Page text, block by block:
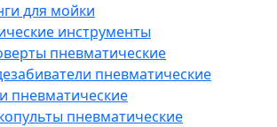
для мойки
инструменты
пневматические
пневматические
пневматические
пневматические